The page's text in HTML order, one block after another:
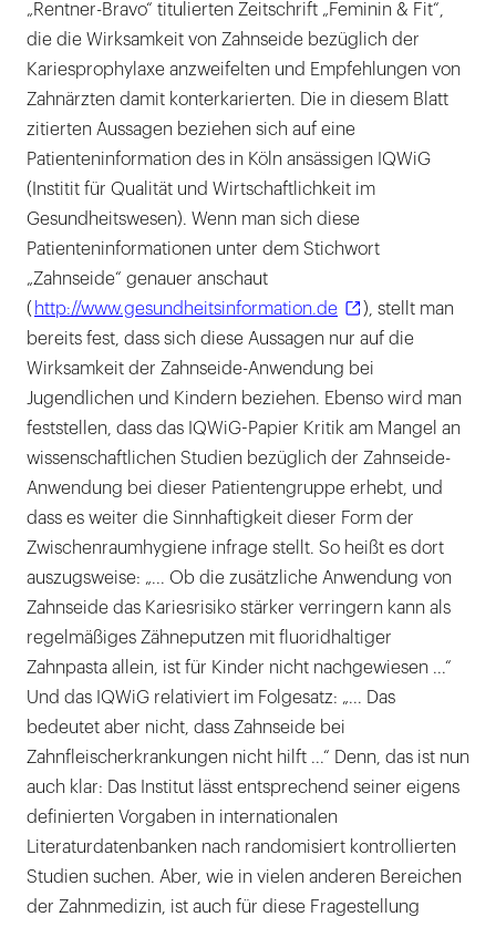
„Rentner-Bravo“ titulierten Zeitschrift „Feminin & Fit“,
die die Wirksamkeit von Zahnseide bezüglich der
Kariesprophylaxe anzweifelten und Empfehlungen von
Zahnärzten damit konterkarierten. Die in diesem Blatt
zitierten Aussagen beziehen sich auf eine
Patienteninformation des in Köln ansässigen IQWiG
(Institit für Qualität und Wirtschaftlichkeit im
Gesundheitswesen). Wenn man sich diese
Patienteninformationen unter dem Stichwort
„Zahnseide“ genauer anschaut
( http://www.gesundheitsinformation.de
), stellt man
bereits fest, dass sich diese Aussagen nur auf die
Wirksamkeit der Zahnseide-Anwendung bei
Jugendlichen und Kindern beziehen. Ebenso wird man
feststellen, dass das IQWiG-Papier Kritik am Mangel an
wissenschaftlichen Studien bezüglich der Zahnseide-
Anwendung bei dieser Patientengruppe erhebt, und
dass es weiter die Sinnhaftigkeit dieser Form der
Zwischenraumhygiene infrage stellt. So heißt es dort
auszugsweise: „... Ob die zusätzliche Anwendung von
Zahnseide das Kariesrisiko stärker verringern kann als
regelmäßiges Zähneputzen mit fluoridhaltiger
Zahnpasta allein, ist für Kinder nicht nachgewiesen ...“
Und das IQWiG relativiert im Folgesatz: „... Das
bedeutet aber nicht, dass Zahnseide bei
Zahnfleischerkrankungen nicht hilft ...“ Denn, das ist nun
auch klar: Das Institut lässt entsprechend seiner eigens
definierten Vorgaben in internationalen
Literaturdatenbanken nach randomisiert kontrollierten
Studien suchen. Aber, wie in vielen anderen Bereichen
der Zahnmedizin, ist auch für diese Fragestellung